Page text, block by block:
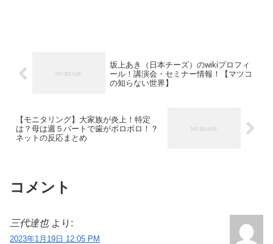
坂上あき（日本チーズ）のwikiプロフィ
ール！講演会・セミナー情報！【マツコ
の知らない世界】
【モニタリング】大家族が炎上！特定
は？母は週５パートで歯がボロボロ！？
ネットの反応まとめ
コメント
三代達也 より:
2023年1月19日 12:05 PM